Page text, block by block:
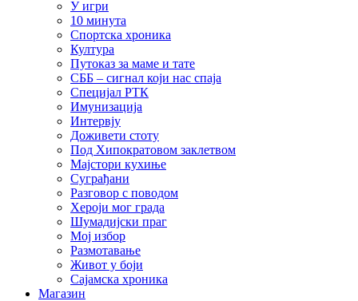
У игри
10 минута
Спортска хроника
Култура
Путоказ за маме и тате
СББ – сигнал који нас спаја
Специјал РТК
Имунизација
Интервју
Доживети стоту
Под Хипократовом заклетвом
Мајстори кухиње
Суграђани
Разговор с поводом
Хероји мог града
Шумадијски праг
Мој избор
Размотавање
Живот у боји
Сајамска хроника
Магазин